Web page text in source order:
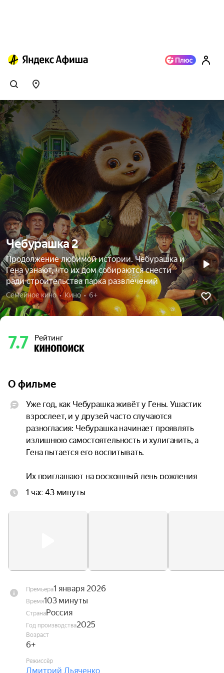
Чебурашка 2
Продолжение любимой истории. Чебурашка и
Гена узнают, что их дом собираются снести
ради строительства парка развлечений
Семейное кино  •  Кино  •  6+
7.7 Рейтинг
О фильме
Уже год, как Чебурашка живёт у Гены. Ушастик
взрослеет, и у друзей часто случаются
разногласия: Чебурашка начинает проявлять
излишнюю самостоятельность и хулиганить, а
Гена пытается его воспитывать.
Их приглашают на роскошный день рождения
Сони, где ушастик случайно портит праздник. В
вместе с Соней и Гришей тайно сбегают в горы,
исправить ситуацию и научиться
прислушиваться друг к другу.
1 час 43 минуты
Премьера1 января 2026
Время103 минуты
СтранаРоссия
Год производства2025
Возраст
6+
Режиссёр
Дмитрий Дьяченко